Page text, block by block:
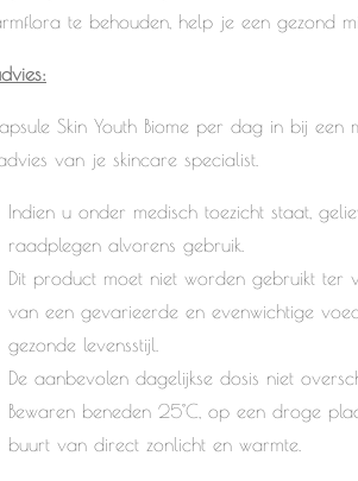
te behouden, help je een gezond
Skin Youth Biome per dag in bij een
van je skincare specialist.
Indien u onder medisch toezicht staat,
raadplegen alvorens gebruik.
Dit product moet niet worden gebruikt ter
van een gevarieerde en evenwichtige
gezonde levensstijl.
De aanbevolen dagelijkse dosis niet
Bewaren beneden 25°C, op een droge
buurt van direct zonlicht en warmte.